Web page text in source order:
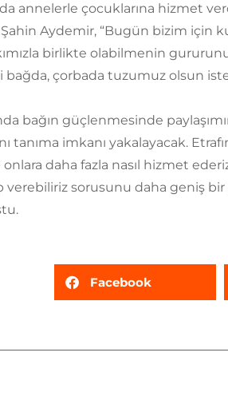
annelerle çocuklarına hizmet
Aydemir, “Bugün bizim için
birlikte olabilmenin
bağda, çorbada tuzumuz olsun
bağın güçlenmesinde
tanıma imkanı yakalayacak.
daha fazla nasıl hizmet
verebiliriz sorusunu daha geniş
Facebook